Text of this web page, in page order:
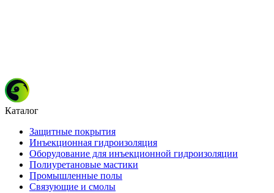
Каталог
Защитные покрытия
Инъекционная гидроизоляция
Оборудование для инъекционной гидроизоляции
Полиуретановые мастики
Промышленные полы
Связующие и смолы